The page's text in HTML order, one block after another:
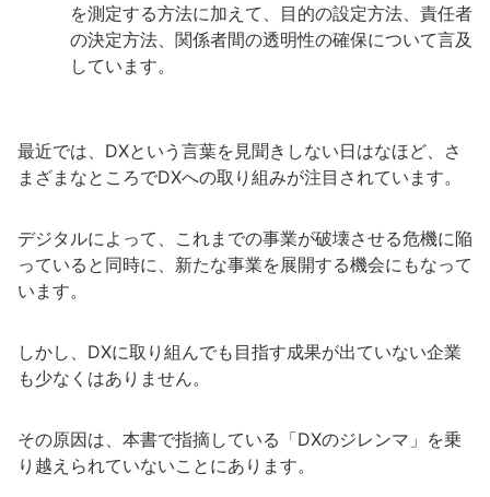
を測定する方法に加えて、目的の設定方法、責任者
の決定方法、関係者間の透明性の確保について言及
しています。
最近では、DXという言葉を見聞きしない日はなほど、さ
まざまなところでDXへの取り組みが注目されています。
デジタルによって、これまでの事業が破壊させる危機に陥
っていると同時に、新たな事業を展開する機会にもなって
います。
しかし、DXに取り組んでも目指す成果が出ていない企業
も少なくはありません。
その原因は、本書で指摘している「DXのジレンマ」を乗
り越えられていないことにあります。